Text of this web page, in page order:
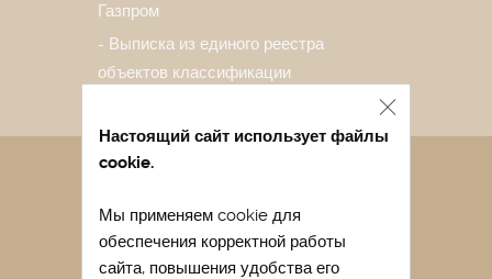
Газпром
Выписка из единого реестра
объектов классификации
Лечение в санатории Евпатории
Отдых в Евпатории весной
Настоящий сайт использует файлы
cookie.
Мы применяем cookie для
обеспечения корректной работы
сайта, повышения удобства его